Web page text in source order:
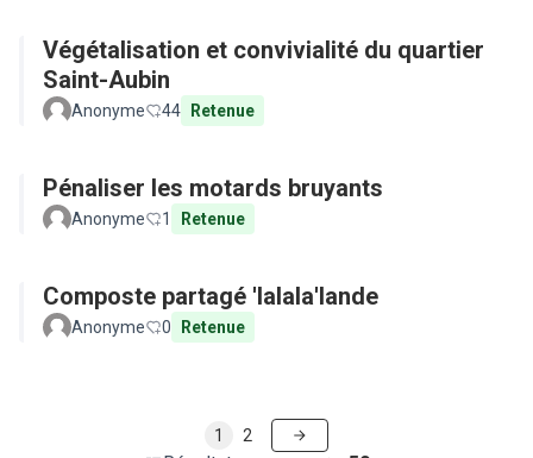
Végétalisation et convivialité du quartier
Saint-Aubin
Anonyme 44 Retenue
Pénaliser les motards bruyants
Anonyme 1 Retenue
Composte partagé 'lalala'lande
Anonyme 0 Retenue
1 2